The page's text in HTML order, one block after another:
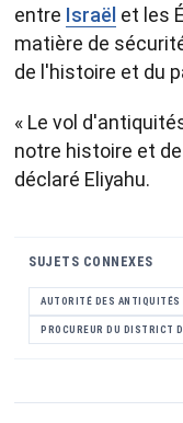
entre Israël et les
matière de
de l'histoire et du
« Le vol
notre histoire et
déclaré Eliyahu.
SUJETS CONNEXES
AUTORITÉ DES ANTIQUITÉS
PROCUREUR DU DISTRICT